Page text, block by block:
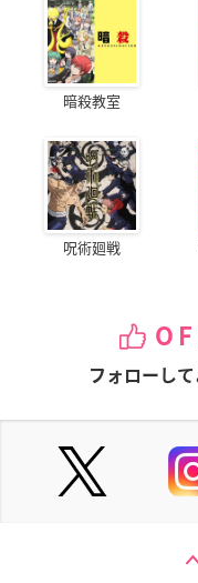
暗殺教室
呪術廻戦
フォローし